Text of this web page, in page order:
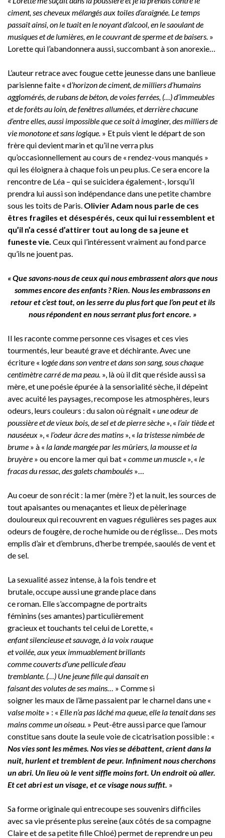
ciment, ses cheveux mélangés aux toiles d’araignée. Le temps
passait ainsi, on le tuait en le noyant d’alcool, en le saoulant de
musiques et de lumières, en le couvrant de sperme et de baisers. »
Lorette qui l’abandonnera aussi, succombant à son anorexie…
L’auteur retrace avec fougue cette jeunesse dans une banlieue
parisienne faite « d’horizon de ciment, de milliers d’humains
agglomérés, de rubans de béton, de voies ferrées, (…) d’immeubles
et de forêts au loin, de fenêtres allumées, et derrière chacune
d’entre elles, aussi impossible que ce soit à imaginer, des milliers de
vie monotone et sans logique. » Et puis vient le départ de son
frère qui devient marin et qu’il ne verra plus
qu’occasionnellement au cours de « rendez-vous manqués »
qui les éloignera à chaque fois un peu plus. Ce sera encore la
rencontre de Léa – qui se suicidera également-, lorsqu’il
prendra lui aussi son indépendance dans une petite chambre
sous les toits de Paris. Olivier Adam nous parle de ces
êtres fragiles et désespérés, ceux qui lui ressemblent et
qu’il n’a cessé d’attirer tout au long de sa jeune et
funeste vie. Ceux qui l’intéressent vraiment au fond parce
qu’ils ne jouent pas.
« Que savons-nous de ceux qui nous embrassent alors que nous
sommes encore des enfants ? Rien. Nous les embrassons en
retour et c’est tout, on les serre du plus fort que l’on peut et ils
nous répondent en nous serrant plus fort encore. »
Il les raconte comme personne ces visages et ces vies
tourmentés, leur beauté grave et déchirante. Avec une
écriture « logée dans son ventre et dans son sang, sous chaque
centimètre carré de ma peau. », là où il dit que réside aussi sa
mère, et une poésie épurée à la sensorialité sèche, il dépeint
avec acuité les paysages, recompose les atmosphères, leurs
odeurs, leurs couleurs : du salon où régnait « une odeur de
poussière et de vieux bois, de sel et de pierre sèche », « l’air tiède et
nauséeux », « l’odeur âcre des matins », « la tristesse nimbée de
brume » à « la lande mangée par les mûriers, la mousse et la
bruyère » ou encore la mer qui bat « comme un muscle », « le
fracas du ressac, des galets chamboulés »…
Au coeur de son récit : la mer (mère ?) et la nuit, les sources de
tout apaisantes ou menaçantes et lieux de pèlerinage
douloureux qui recouvrent en vagues régulières ses pages aux
odeurs de fougère, de roche humide ou de réglisse… Des mots
emplis d’air et d’embruns, d’herbe trempée, saoulés de vent et
de sel.
La sexualité assez intense, à la fois tendre et
brutale, occupe aussi une grande place dans
ce roman. Elle s’accompagne de portraits
féminins (ses amantes) particulièrement
gracieux et touchants tel celui de Lorette, «
enfant silencieuse et sauvage, à la voix rauque
et voilée, aux yeux immuablement brillants
comme couverts d’une pellicule d’eau
tremblante. (…) Une jeune fille qui dansait en
faisant des volutes de ses mains…
» Comme si
soigner les maux de l’âme passaient par le charnel dans une «
valse moite » : « Elle n’a pas lâché ma queue, elle la tenait dans ses
mains comme un oiseau. » Peut-être aussi parce que l’amour
constitue sans doute la seule voie de cicatrisation possible : «
Nos vies sont les mêmes. Nos vies se débattent, crient dans la
nuit, hurlent et tremblent de peur. Infiniment nous cherchons
un abri. Un lieu où le vent siffle moins fort. Un endroit où aller.
Et cet abri est un visage, et ce visage nous suffit. »
Sa forme originale qui entrecoupe ses souvenirs difficiles
avec sa vie présente plus sereine (aux côtés de sa compagne
Claire et de sa petite fille Chloé) permet de reprendre un peu